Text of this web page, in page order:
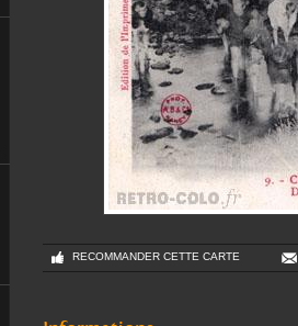
RECOMMANDER CETTE CARTE